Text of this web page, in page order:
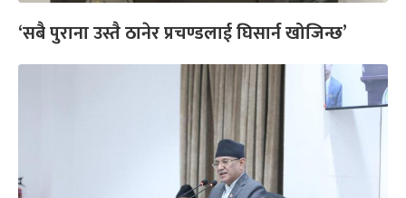
‘सबै पुराना उस्तै ठानेर प्रचण्डलाई घिसार्न खोजिन्छ’